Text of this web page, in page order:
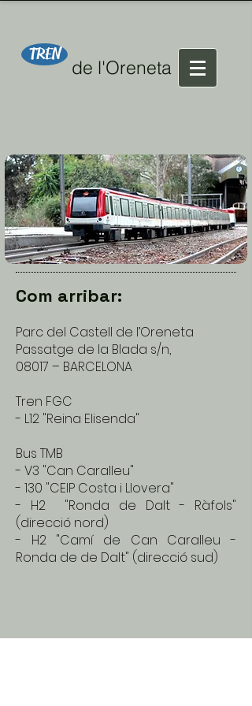
TREN
de l'Oreneta
Com arribar:
Parc del Castell de l’Oreneta
Passatge de la Blada s/n,
08017 – BARCELONA
Tren FGC
- L12 "Reina Elisenda"
Bus TMB
- V3 "Can Caralleu"
- 130 "CEIP Costa i Llovera"
- H2 "Ronda de Dalt - Ràfols"
(direcció nord)
- H2 "Camí de Can Caralleu -
Ronda de de Dalt" (direcció sud)